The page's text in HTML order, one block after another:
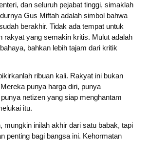
dan seluruh pejabat tinggi, simaklah
Gus Miftah adalah simbol bahwa
berakhir. Tidak ada tempat untuk
rakyat yang semakin kritis. Mulut adalah
bahkan lebih tajam dari kritik
ribuan kali. Rakyat ini bukan
punya harga diri, punya
netizen yang siap menghantam
itu.
mungkin inilah akhir dari satu babak, tapi
penting bagi bangsa ini. Kehormatan